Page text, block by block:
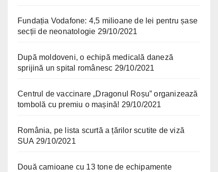
Fundația Vodafone: 4,5 milioane de lei pentru șase
secții de neonatologie 29/10/2021
După moldoveni, o echipă medicală daneză
sprijină un spital românesc 29/10/2021
Centrul de vaccinare „Dragonul Roșu” organizează
tombolă cu premiu o mașină! 29/10/2021
România, pe lista scurtă a țărilor scutite de viză
SUA 29/10/2021
Două camioane cu 13 tone de echipamente